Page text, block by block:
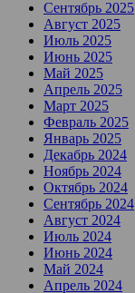
Сентябрь 2025
Август 2025
Июль 2025
Июнь 2025
Май 2025
Апрель 2025
Март 2025
Февраль 2025
Январь 2025
Декабрь 2024
Ноябрь 2024
Октябрь 2024
Сентябрь 2024
Август 2024
Июль 2024
Июнь 2024
Май 2024
Апрель 2024